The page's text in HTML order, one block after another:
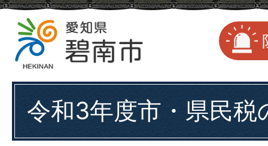
令和3年度市・県民税